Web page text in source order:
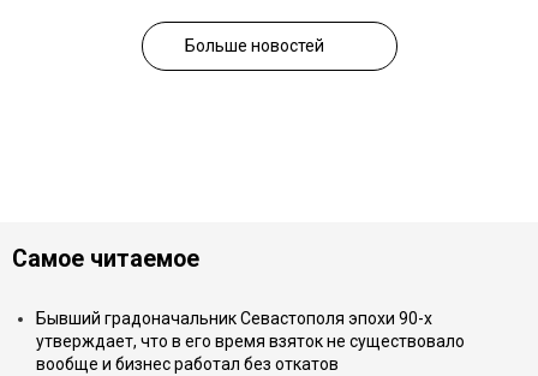
Больше новостей
Самое читаемое
Бывший градоначальник Севастополя эпохи 90-х
утверждает, что в его время взяток не существовало
вообще и бизнес работал без откатов